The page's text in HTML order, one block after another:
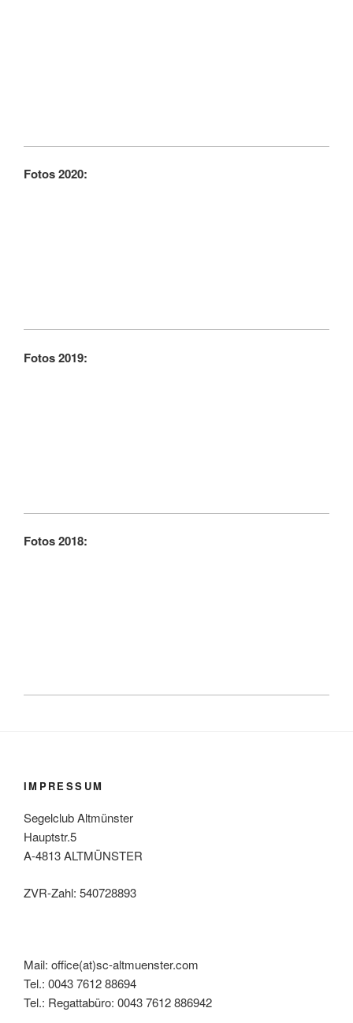
Fotos 2020:
Fotos 2019:
Fotos 2018:
IMPRESSUM
Segelclub Altmünster
Hauptstr.5
A-4813 ALTMÜNSTER
ZVR-Zahl: 540728893
Mail: office(at)sc-altmuenster.com
Tel.: 0043 7612 88694
Tel.: Regattabüro: 0043 7612 886942